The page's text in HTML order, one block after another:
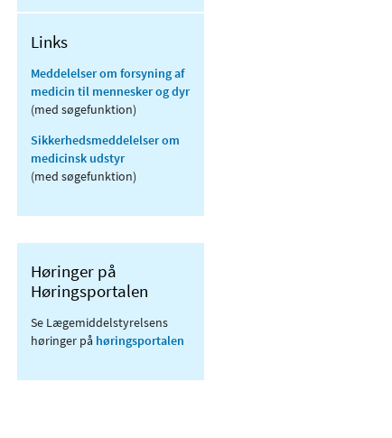
Links
Meddelelser om forsyning af
medicin til mennesker og dyr
(med søgefunktion)
Sikkerhedsmeddelelser om
medicinsk udstyr
(med søgefunktion)
Høringer på
Høringsportalen
Se Lægemiddelstyrelsens
høringer på høringsportalen